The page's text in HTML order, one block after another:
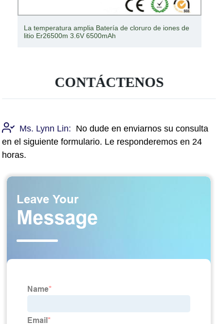
La temperatura amplia Batería de cloruro de iones de
litio Er26500m 3.6V 6500mAh
CONTÁCTENOS
Ms. Lynn Lin: No dude en enviarnos su consulta
en el siguiente formulario. Le responderemos en 24
horas.